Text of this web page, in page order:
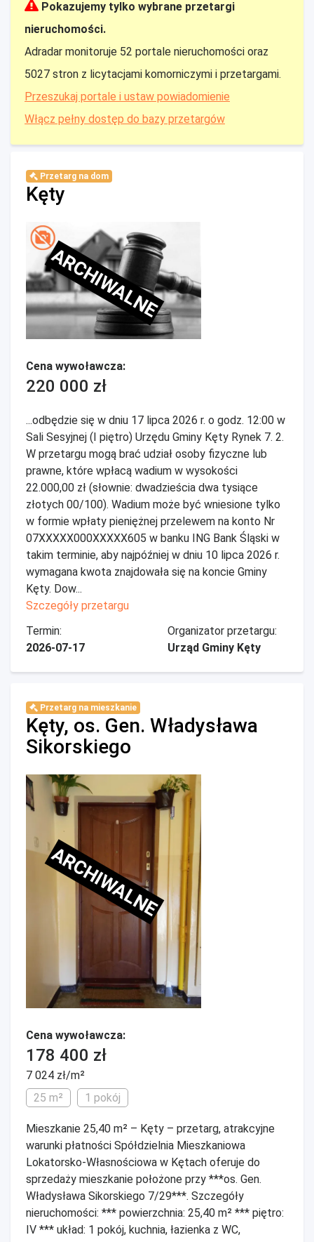
Pokazujemy tylko wybrane przetargi
nieruchomości.
Adradar monitoruje 52 portale nieruchomości oraz
5027 stron z licytacjami komorniczymi i przetargami.
Przeszukaj portale i ustaw powiadomienie
Włącz pełny dostęp do bazy przetargów
Przetarg na dom
Kęty
ARCHIWALNE
Cena wywoławcza:
220 000 zł
...odbędzie się w dniu 17 lipca 2026 r. o godz. 12:00 w
Sali Sesyjnej (I piętro) Urzędu Gminy Kęty Rynek 7. 2.
W przetargu mogą brać udział osoby fizyczne lub
prawne, które wpłacą wadium w wysokości
22.000,00 zł (słownie: dwadzieścia dwa tysiące
złotych 00/100). Wadium może być wniesione tylko
w formie wpłaty pieniężnej przelewem na konto Nr
07XXXXX000XXXXX605 w banku ING Bank Śląski w
takim terminie, aby najpóźniej w dniu 10 lipca 2026 r.
wymagana kwota znajdowała się na koncie Gminy
Kęty. Dow...
Szczegóły przetargu
Termin:
2026-07-17
Organizator przetargu:
Urząd Gminy Kęty
Przetarg na mieszkanie
Kęty, os. Gen. Władysława
Sikorskiego
ARCHIWALNE
Cena wywoławcza:
178 400 zł
7 024 zł/m²
25 m²
1 pokój
Mieszkanie 25,40 m² – Kęty – przetarg, atrakcyjne
warunki płatności Spółdzielnia Mieszkaniowa
Lokatorsko-Własnościowa w Kętach oferuje do
sprzedaży mieszkanie położone przy ***os. Gen.
Władysława Sikorskiego 7/29***. Szczegóły
nieruchomości: *** powierzchnia: 25,40 m² *** piętro:
IV *** układ: 1 pokój, kuchnia, łazienka z WC,